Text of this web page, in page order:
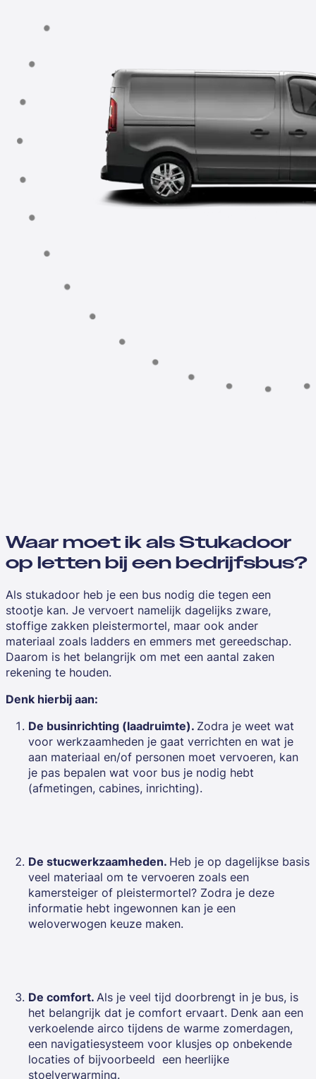
Waar moet ik als Stukadoor
op letten bij een bedrijfsbus?
Als stukadoor heb je een bus nodig die tegen een
stootje kan. Je vervoert namelijk dagelijks zware,
stoffige zakken pleistermortel, maar ook ander
materiaal zoals ladders en emmers met gereedschap.
Daarom is het belangrijk om met een aantal zaken
rekening te houden.
Denk hierbij aan:
De businrichting (laadruimte). Zodra je weet wat
voor werkzaamheden je gaat verrichten en wat je
aan materiaal en/of personen moet vervoeren, kan
je pas bepalen wat voor bus je nodig hebt
(afmetingen, cabines, inrichting).
De stucwerkzaamheden. Heb je op dagelijkse basis
veel materiaal om te vervoeren zoals een
kamersteiger of pleistermortel? Zodra je deze
informatie hebt ingewonnen kan je een
weloverwogen keuze maken.
De comfort.Als je veel tijd doorbrengt in je bus, is
het belangrijk dat je comfort ervaart. Denk aan een
verkoelende airco tijdens de warme zomerdagen,
een navigatiesysteem voor klusjes op onbekende
locaties of bijvoorbeeld een heerlijke
stoelverwarming.